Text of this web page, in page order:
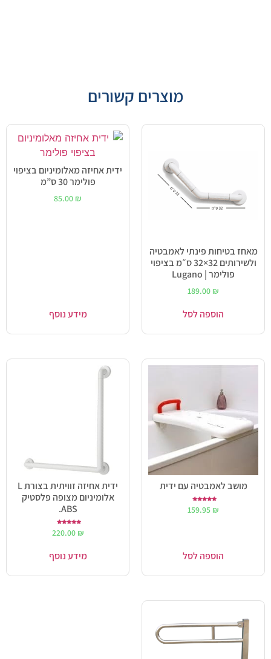
מוצרים קשורים
מאחז בטיחות פינתי לאמבטיה
ולשירותים 32×32 ס״מ בציפוי
פולימר | Lugano
189.00 ₪
הוספה לסל
ידית אחיזה מאלומיניום בציפוי
פולימר 30 ס”מ
85.00 ₪
מידע נוסף
מושב לאמבטיה עם ידית
5.00
159.95 ₪
הוספה לסל
ידית אחיזה זוויתית בצורת L
אלומיניום מצופה פלסטיק
ABS.
5.00
220.00 ₪
מידע נוסף